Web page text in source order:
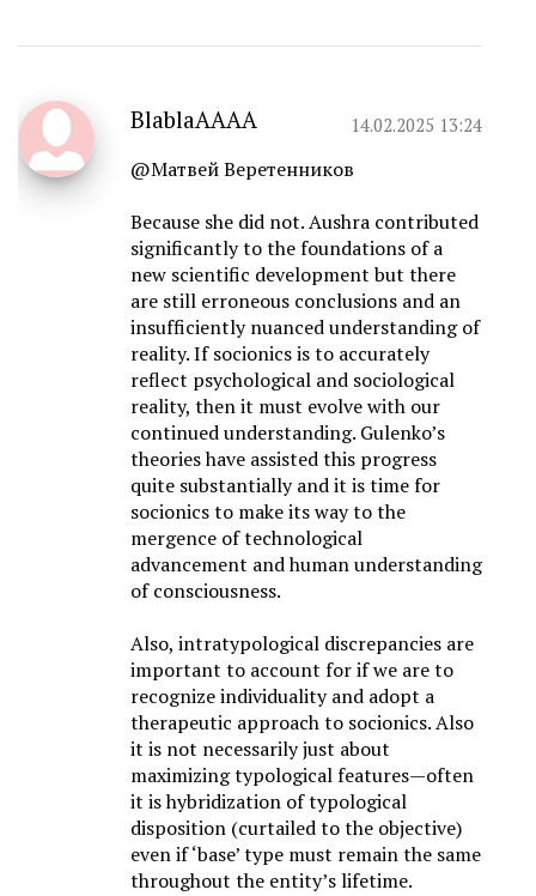
BlablaAAAA 14.02.2025 13:24
@Матвей Веретенников
Because she did not. Aushra contributed
significantly to the foundations of a
new scientific development but there
are still erroneous conclusions and an
insufficiently nuanced understanding of
reality. If socionics is to accurately
reflect psychological and sociological
reality, then it must evolve with our
continued understanding. Gulenko’s
theories have assisted this progress
quite substantially and it is time for
socionics to make its way to the
mergence of technological
advancement and human understanding
of consciousness.
Also, intratypological discrepancies are
important to account for if we are to
recognize individuality and adopt a
therapeutic approach to socionics. Also
it is not necessarily just about
maximizing typological features—often
it is hybridization of typological
disposition (curtailed to the objective)
even if ‘base’ type must remain the same
throughout the entity’s lifetime.